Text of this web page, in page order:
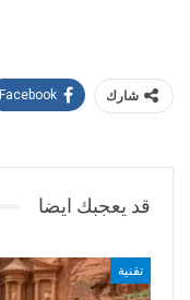
شارك Facebook
قد يعجبك ايضا
تقنية